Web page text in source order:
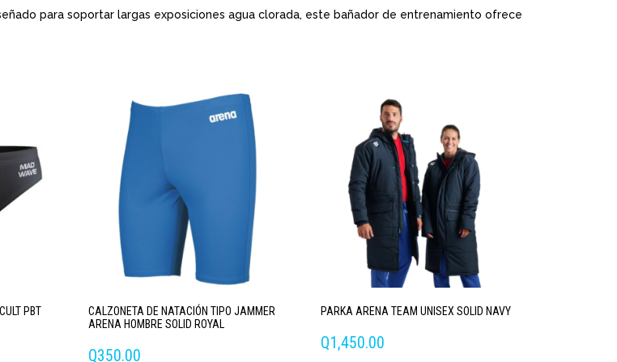
para soportar largas exposiciones agua clorada, este bañador de entrenamiento ofrece
PBT
CALZONETA DE NATACIÓN TIPO JAMMER
ARENA HOMBRE SOLID ROYAL
Q350.00
PARKA ARENA TEAM UNISEX SOLID NAVY
Q1,450.00